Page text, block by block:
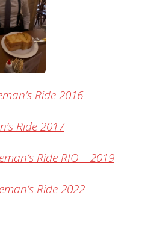
Ride 2016
Ride 2017
Ride RIO – 2019
Ride 2022